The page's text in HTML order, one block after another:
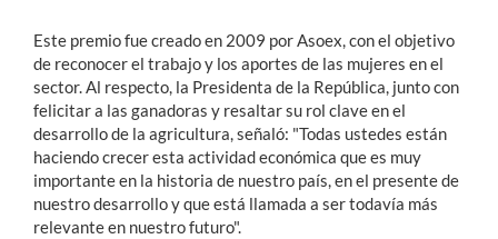
Este premio fue creado en 2009 por Asoex, con el objetivo
de reconocer el trabajo y los aportes de las mujeres en el
sector. Al respecto, la Presidenta de la República, junto con
felicitar a las ganadoras y resaltar su rol clave en el
desarrollo de la agricultura, señaló: "Todas ustedes están
haciendo crecer esta actividad económica que es muy
importante en la historia de nuestro país, en el presente de
nuestro desarrollo y que está llamada a ser todavía más
relevante en nuestro futuro".